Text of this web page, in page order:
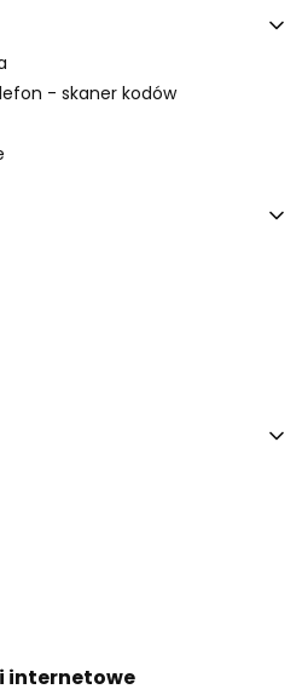
- skaner kodów
internetowe